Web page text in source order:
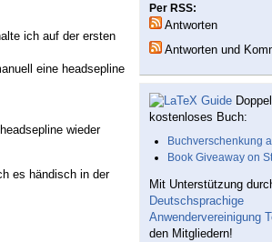
ich auf der ersten
eine headsepline
wieder
es händisch in der
Per RSS:
Antworten
Antworten und
kostenloses Buch:
Buchverschenkung
Book Giveaway on
Mit Unterstützung
Deutschsprachige
Anwendervereinigung
den Mitgliedern!